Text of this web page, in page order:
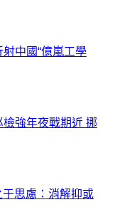
中國“億嵐工學
強年夜戰期近 挪
思慮：消解抑或